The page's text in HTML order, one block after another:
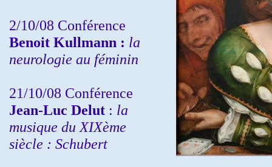
2/10/08 Conférence
Benoit Kullmann : la
neurologie au féminin
21/10/08 Conférence
Jean-Luc Delut : la
musique du XIXème
siècle : Schubert